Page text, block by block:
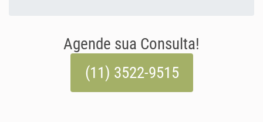
Agende sua Consulta!
(11) 3522-9515